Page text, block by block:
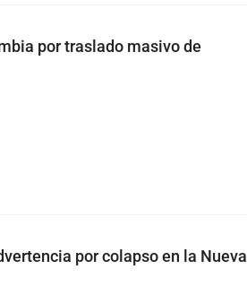
por traslado masivo de
por colapso en la Nueva